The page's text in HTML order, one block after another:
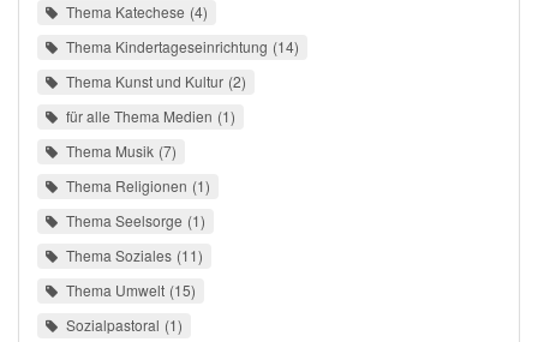
Thema Katechese 4
Thema Kindertageseinrichtung 14
Thema Kunst und Kultur 2
für alle Thema Medien 1
Thema Musik 7
Thema Religionen 1
Thema Seelsorge 1
Thema Soziales 11
Thema Umwelt 15
Sozialpastoral 1